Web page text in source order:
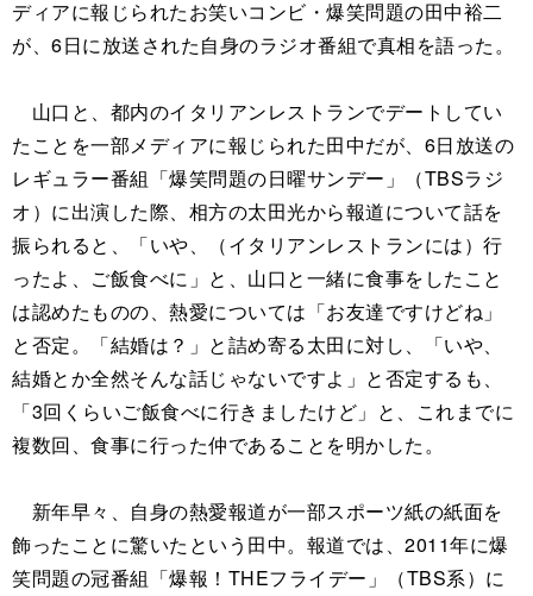
ディアに報じられたお笑いコンビ・爆笑問題の田中裕二
が、6日に放送された自身のラジオ番組で真相を語った。
山口と、都内のイタリアンレストランでデートしてい
たことを一部メディアに報じられた田中だが、6日放送の
レギュラー番組「爆笑問題の日曜サンデー」（TBSラジ
オ）に出演した際、相方の太田光から報道について話を
振られると、「いや、（イタリアンレストランには）行
ったよ、ご飯食べに」と、山口と一緒に食事をしたこと
は認めたものの、熱愛については「お友達ですけどね」
と否定。「結婚は？」と詰め寄る太田に対し、「いや、
結婚とか全然そんな話じゃないですよ」と否定するも、
「3回くらいご飯食べに行きましたけど」と、これまでに
複数回、食事に行った仲であることを明かした。
新年早々、自身の熱愛報道が一部スポーツ紙の紙面を
飾ったことに驚いたという田中。報道では、2011年に爆
笑問題の冠番組「爆報！THEフライデー」（TBS系）に